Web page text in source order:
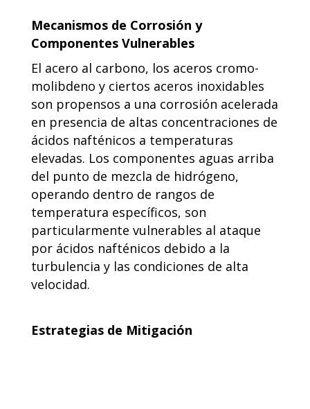
Mecanismos de Corrosión y
Componentes Vulnerables
El acero al carbono, los aceros cromo-
molibdeno y ciertos aceros inoxidables
son propensos a una corrosión acelerada
en presencia de altas concentraciones de
ácidos nafténicos a temperaturas
elevadas. Los componentes aguas arriba
del punto de mezcla de hidrógeno,
operando dentro de rangos de
temperatura específicos, son
particularmente vulnerables al ataque
por ácidos nafténicos debido a la
turbulencia y las condiciones de alta
velocidad.
Estrategias de Mitigación